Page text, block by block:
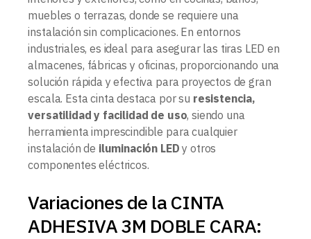
muebles o terrazas, donde se requiere una
instalación sin complicaciones. En entornos
industriales, es ideal para asegurar las tiras LED en
almacenes, fábricas y oficinas, proporcionando una
solución rápida y efectiva para proyectos de gran
escala. Esta cinta destaca por su resistencia,
versatilidad y facilidad de uso, siendo una
herramienta imprescindible para cualquier
instalación de iluminación LED y otros
componentes eléctricos.
Variaciones de la CINTA
ADHESIVA 3M DOBLE CARA: